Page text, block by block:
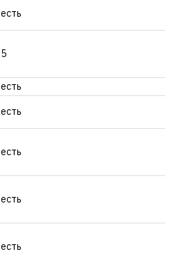
есть
5
есть
есть
есть
есть
есть